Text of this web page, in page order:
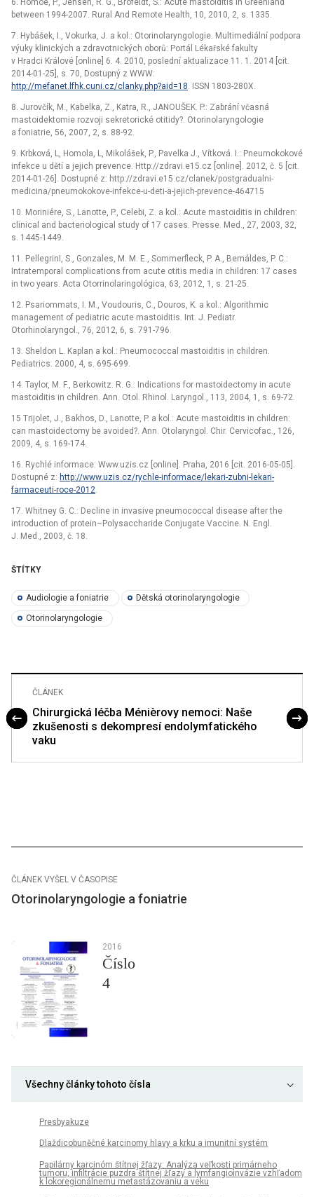
between 1994-2007. Rural And Remote Health, 10, 2010, 2, s. 1335.
7. Hybášek, I., Vokurka, J. a kol.: Otorinolaryngologie. Multimediální podpora
výuky klinických a zdravotnických oborů: Portál Lékařské fakulty
v Hradci Králové [online] 6. 4. 2010, poslední aktualizace 11. 1. 2014 [cit.
2014-01-25], s. 70, Dostupný z WWW:
http://mefanet.lfhk.cuni.cz/clanky.php?aid=18 . ISSN 1803-280X.
8. Jurovčík, M., Kabelka, Z., Katra, R., JANOUŠEK. P.: Zabrání včasná
mastoidektomie rozvoji sekretorické otitidy?. Otorinolaryngologie
a foniatrie, 56, 2007, 2, s. 88-92.
9. Krbková, L, Homola, L, Mikolášek, P., Pavelka J., Vítková. I.: Pneumokokové
infekce u dětí a jejich prevence. Http://zdravi.e15.cz [online]. 2012, č. 5 [cit.
2014-01-26]. Dostupné z: http://zdravi.e15.cz/clanek/postgradualni-
medicina/pneumokokove-infekce-u-deti-a-jejich-prevence-464715
10. Moriniére, S., Lanotte, P., Celebi, Z. a kol.: Acute mastoiditis in children:
clinical and bacteriological study of 17 cases. Presse. Med., 27, 2003, 32,
s. 1445-1449.
11. PellegrinI, S., Gonzales, M. M. E., Sommerfleck, P. A., Bernáldes, P. C.:
Intratemporal complications from acute otitis media in children: 17 cases
in two years. Acta Otorrinolaringológica, 63, 2012, 1, s. 21-25.
12. Psariommats, I. M., Voudouris, C., Douros, K. a kol.: Algorithmic
management of pediatric acute mastoiditis. Int. J. Pediatr.
Otorhinolaryngol., 76, 2012, 6, s. 791-796.
13. Sheldon L. Kaplan a kol.: Pneumococcal mastoiditis in children.
Pediatrics. 2000, 4, s. 695-699.
14. Taylor, M. F., Berkowitz. R. G.: Indications for mastoidectomy in acute
mastoiditis in children. Ann. Otol. Rhinol. Laryngol., 113, 2004, 1, s. 69-72.
15 Trijolet, J., Bakhos, D., Lanotte, P. a kol.: Acute mastoiditis in children:
can mastoidectomy be avoided?. Ann. Otolaryngol. Chir. Cervicofac., 126,
2009, 4, s. 169-174.
16. Rychlé informace: Www.uzis.cz [online]. Praha, 2016 [cit. 2016-05-05].
Dostupné z: http://www.uzis.cz/rychle-informace/lekari-zubni-lekari-
farmaceuti-roce-2012
17. Whitney G. C.: Decline in invasive pneumococcal disease after the
introduction of protein–Polysaccharide Conjugate Vaccine. N. Engl.
J. Med., 2003, č. 18.
ŠTÍTKY
Audiologie a foniatrie Dětská otorinolaryngologie
Otorinolaryngologie
ČLÁNEK
Chirurgická léčba Ménièrovy nemoci: Naše
zkušenosti s dekompresí endolymfatického
vaku
ČLÁNEK VYŠEL V ČASOPISE
Otorinolaryngologie a foniatrie
2016
Číslo
4
Všechny články tohoto čísla
Presbyakuze
Dlaždicobuněčné karcinomy hlavy a krku a imunitní systém
Papilárny karcinóm štítnej žľazy: Analýza veľkosti primárneho
tumoru, infiltrácie puzdra štítnej žľazy a lymfangioinvázie vzhľadom
k lokoregionálnemu metastázovaniu a veku